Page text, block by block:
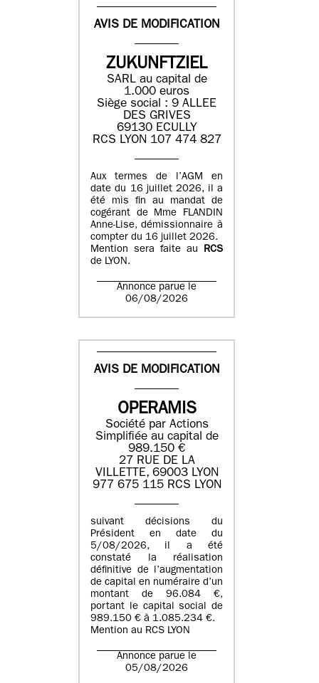
AVIS DE MODIFICATION
ZUKUNFTZIEL
SARL au capital de
1.000 euros
Siège social : 9 ALLEE
DES GRIVES
69130 ECULLY
RCS LYON 107 474 827
Aux termes de l’AGM en
date du 16 juillet 2026, il a
été mis fin au mandat de
cogérant de Mme FLANDIN
Anne-Lise, démissionnaire à
compter du 16 juillet 2026.
Mention sera faite au RCS
de LYON.
Annonce parue le
06/08/2026
AVIS DE MODIFICATION
OPERAMIS
Société par Actions
Simplifiée au capital de
989.150 €
27 RUE DE LA
VILLETTE, 69003 LYON
977 675 115 RCS LYON
suivant décisions du
Président en date du
5/08/2026, il a été
constaté la réalisation
définitive de l’augmentation
de capital en numéraire d’un
montant de 96.084 €,
portant le capital social de
989.150 € à 1.085.234 €.
Mention au RCS LYON
Annonce parue le
05/08/2026